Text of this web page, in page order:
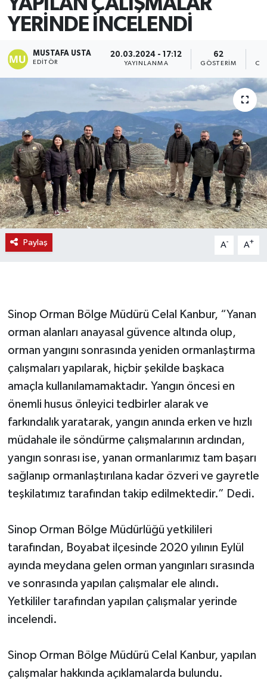
YERİNDE İNCELENDİ
MUSTAFA USTA
EDITÖR
20.03.2024 - 17:12
YAYINLANMA
62
GÖSTERIM
Paylaş A- A+
Sinop Orman Bölge Müdürü Celal Kanbur, “Yanan
orman alanları anayasal güvence altında olup,
orman yangını sonrasında yeniden ormanlaştırma
çalışmaları yapılarak, hiçbir şekilde başkaca
amaçla kullanılamamaktadır. Yangın öncesi en
önemli husus önleyici tedbirler alarak ve
farkındalık yaratarak, yangın anında erken ve hızlı
müdahale ile söndürme çalışmalarının ardından,
yangın sonrası ise, yanan ormanlarımız tam başarı
sağlanıp ormanlaştırılana kadar özveri ve gayretle
teşkilatımız tarafından takip edilmektedir.” Dedi.
Sinop Orman Bölge Müdürlüğü yetkilileri
tarafından, Boyabat ilçesinde 2020 yılının Eylül
ayında meydana gelen orman yangınları sırasında
ve sonrasında yapılan çalışmalar ele alındı.
Yetkililer tarafından yapılan çalışmalar yerinde
incelendi.
Sinop Orman Bölge Müdürü Celal Kanbur, yapılan
çalışmalar hakkında açıklamalarda bulundu.